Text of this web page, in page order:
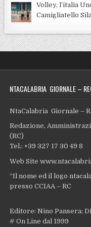
Volley, l’italia
Camigliatello
NTACALABRIA GIORNALE –
NtaCalabria Giornale –
Redazione,
(RC)
Tel.: +39 327 17 30 49 8
Web Site
“Il nome ed il logo
presso CCIAA – RC
Editore: Nino Pansera;
# On Line dal 1999